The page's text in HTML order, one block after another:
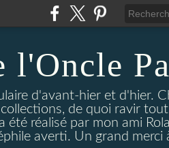
l'Oncle
d'avant-hier et d'hier.
de quoi ravir
réalisé par mon ami
averti. Un grand merci